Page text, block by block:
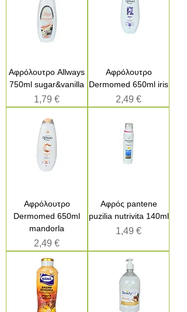
Αφρόλουτρο Allways
750ml sugar&vanilla
Τιμή
1,79 €
Αφρόλουτρο
Dermomed 650ml iris
Τιμή
2,49 €
Αφρόλουτρο
Dermomed 650ml
mandorla
Τιμή
2,49 €
Αφρός pantene
puzilia nutrivita 140ml
Τιμή
1,49 €